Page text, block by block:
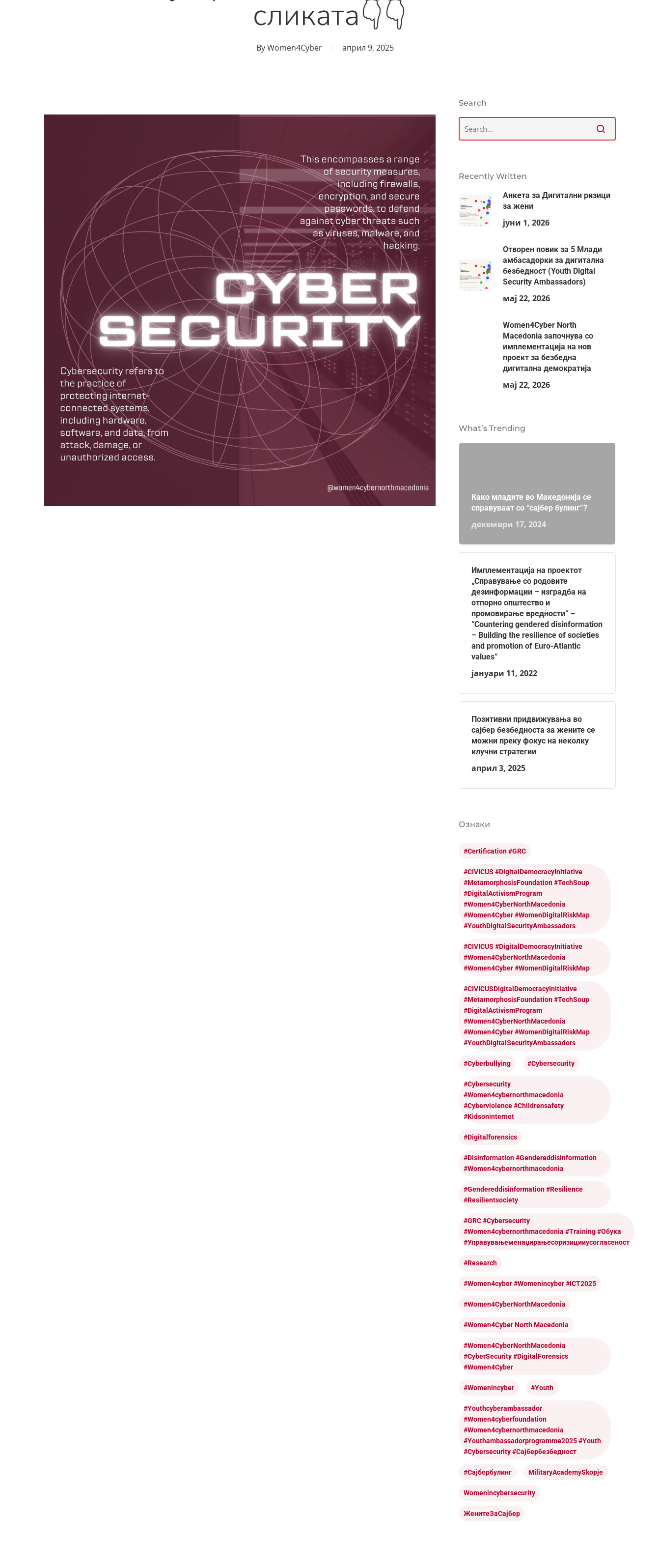
Hit enter to search or ESC to close
сликата👇👇
ByWomen4Cyber април 9, 2025
Search
Recently Written
Анкета за Дигитални ризици
за жени
јуни 1, 2026
Отворен повик за 5 Млади
амбасадорки за дигитална
безбедност (Youth Digital
Security Ambassadors)
мај 22, 2026
Women4Cyber North
Macedonia започнува со
имплементација на нов
проект за безбедна
дигитална демократија
мај 22, 2026
What’s Trending
Како младите во Македонија се
справуваат со “сајбер булинг”?
декември 17, 2024
Имплементација на проектот
„Справување со родовите
дезинформации – изградба на
отпорно општество и
промовирање вредности“ –
“Countering gendered disinformation
– Building the resilience of societies
and promotion of Euro-Atlantic
values”
јануари 11, 2022
Позитивни придвижувања во
сајбер безбедноста за жените се
можни преку фокус на неколку
клучни стратегии
април 3, 2025
Ознаки
#certification #GRC
#CIVICUS #DigitalDemocracyInitiative
#MetamorphosisFoundation #TechSoup
#DigitalActivismProgram
#Women4CyberNorthMacedonia
#Women4Cyber #WomenDigitalRiskMap
#YouthDigitalSecurityAmbassadors
#CIVICUS #DigitalDemocracyInitiative
#Women4CyberNorthMacedonia
#Women4Cyber #WomenDigitalRiskMap
#CIVICUSDigitalDemocracyInitiative
#MetamorphosisFoundation #TechSoup
#DigitalActivismProgram
#Women4CyberNorthMacedonia
#Women4Cyber #WomenDigitalRiskMap
#YouthDigitalSecurityAmbassadors
#cyberbullying #cybersecurity
#cybersecurity
#women4cybernorthmacedonia
#cyberviolence #childrensafety
#kidsoninternet
#digitalforensics
#disinformation #gendereddisinformation
#women4cybernorthmacedonia
#Gendereddisinformation #resilience
#resilientsociety
#GRC #cybersecurity
#women4cybernorthmacedonia #training #обука
#управувањеменаџирањесоризицииусогласеност
#research
#women4cyber #womenincyber #ICT2025
#Women4CyberNorthMacedonia
#Women4Cyber North Macedonia
#Women4CyberNorthMacedonia
#CyberSecurity #DigitalForensics
#Women4Cyber
#womenincyber #youth
#youthcyberambassador
#women4cyberfoundation
#women4cybernorthmacedonia
#youthambassadorprogramme2025 #youth
#cybersecurity #сајбербезбедност
#Сајбербулинг MilitaryAcademySkopje
Womenincybersecurity
ЖенитеЗаСајбер